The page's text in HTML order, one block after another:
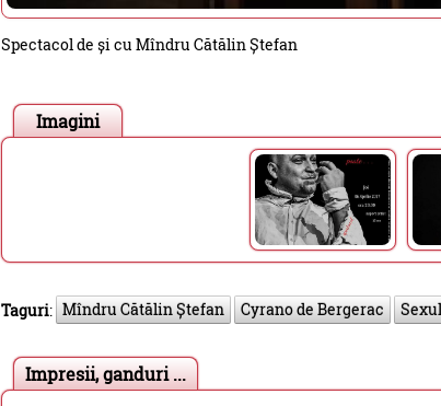
Spectacol de și cu Mîndru Cătălin Ștefan
Imagini
Taguri: Mîndru Cătălin Ștefan Cyrano de Bergerac
Impresii, ganduri ...